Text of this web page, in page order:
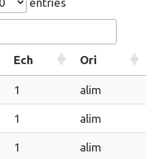
entries
Ech Ori
1 alim
1 alim
1 alim